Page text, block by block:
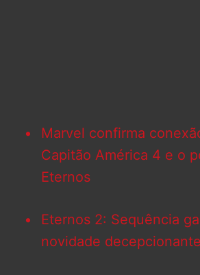
Marvel confirma
Capitão América 4 e o
Eternos
Eternos 2: Sequência
novidade decepcionante